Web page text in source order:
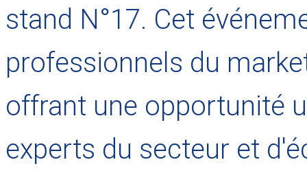
stand N°17. Cet
professionnels du
offrant une opportunité
experts du secteur et